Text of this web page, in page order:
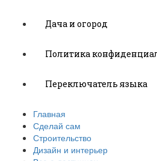
Дача и огород
Политика
Переключатель языка
Главная
Сделай сам
Строительство
Дизайн и интерьер